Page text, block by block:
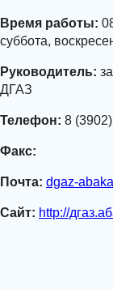
Время работы:
суббота,
Руководитель:
ДГАЗ
Телефон: 8
Факс:
Почта: dgaz-
Сайт: http://